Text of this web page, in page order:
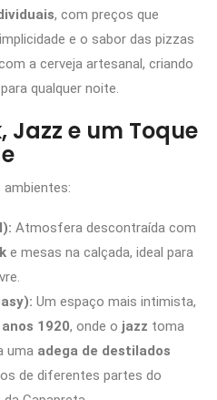
, com preços que
e o sabor das pizzas
a cerveja artesanal, criando
qualquer noite.
Jazz e um Toque
ambientes:
Atmosfera descontraída com
e mesas na calçada, ideal para
Um espaço mais intimista,
1920, onde o jazz toma
uma adega de destilados
de diferentes partes do